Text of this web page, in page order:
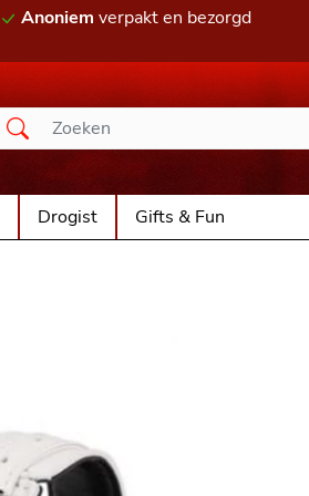
Anoniem verpakt en bezorgd
Drogist Gifts & Fun